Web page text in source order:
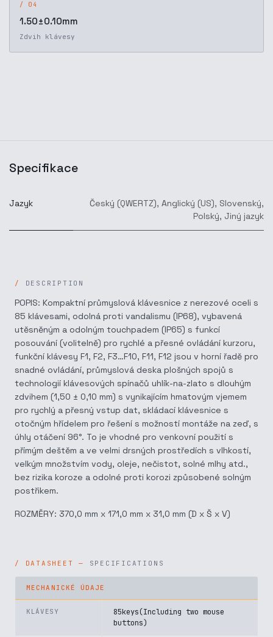
/ 04
1.50±0.10mm
Zdvih klávesy
Specifikace
Jazyk Český (QWERTZ), Anglický (US), Slovenský,
Polský, Jiný jazyk
DESCRIPTION
POPIS: Kompaktní průmyslová klávesnice z nerezové oceli s
85 klávesami, odolná proti vandalismu (IP68), vybavená
utěsněným a odolným touchpadem (IP65) s funkcí
posouvání (volitelně) pro rychlé a přesné ovládání kurzoru,
funkční klávesy F1, F2, F3…F10, F11, F12 jsou v horní řadě pro
snadné ovládání, průmyslová deska plošných spojů s
technologií klávesových spínačů uhlík-na-zlato s dlouhým
zdvihem (1,50 ± 0,10 mm) s vynikajícím hmatovým vjemem
pro rychlý a přesný vstup dat, skládací klávesnice s
otočným hřídelem pro řešení s možností montáže na zeď, s
úhly otáčení 96°. To je vhodné pro venkovní použití s
přímým deštěm a ve velmi drsných prostředích s vlhkostí,
velkým množstvím vody, oleje, nečistot, solné mlhy atd.,
bez rizika koroze a odolné proti korozi způsobené solným
postřikem.
ROZMĚRY: 370,0 mm x 171,0 mm x 31,0 mm (D x Š x V)
SPECIFICATIONS
MECHANICKÉ ÚDAJE
KLÁVESY
85keys(Including two mouse
buttons)